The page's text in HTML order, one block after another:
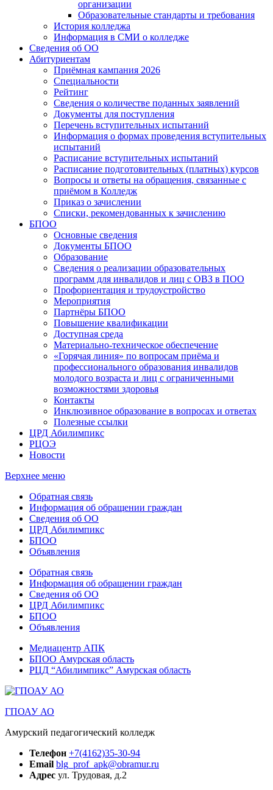
организации
Образовательные стандарты и требования
История колледжа
Информация в СМИ о колледже
Сведения об ОО
Абитуриентам
Приёмная кампания 2026
Специальности
Рейтинг
Сведения о количестве поданных заявлений
Документы для поступления
Перечень вступительных испытаний
Информация о формах проведения вступительных
испытаний
Расписание вступительных испытаний
Расписание подготовительных (платных) курсов
Вопросы и ответы на обращения, связанные с
приёмом в Колледж
Приказ о зачислении
Списки, рекомендованных к зачислению
БПОО
Основные сведения
Документы БПОО
Образование
Сведения о реализации образовательных
программ для инвалидов и лиц с ОВЗ в ПОО
Профориентация и трудоустройство
Мероприятия
Партнёры БПОО
Повышение квалификации
Доступная среда
Материально-техническое обеспечение
«Горячая линия» по вопросам приёма и
профессионального образования инвалидов
молодого возраста и лиц с ограниченными
возможностями здоровья
Контакты
Инклюзивное образование в вопросах и ответах
Полезные ссылки
ЦРД Абилимпикс
РЦОЭ
Новости
Верхнее меню
Обратная связь
Информация об обращении граждан
Сведения об ОО
ЦРД Абилимпикс
БПОО
Объявления
Обратная связь
Информация об обращении граждан
Сведения об ОО
ЦРД Абилимпикс
БПОО
Объявления
Медиацентр АПК
БПОО Амурская область
РЦД “Абилимпикс” Амурская область
ГПОАУ АО
Амурский педагогический колледж
Телефон +7(4162)35-30-94
Email blg_prof_apk@obramur.ru
Адрес ул. Трудовая, д.2